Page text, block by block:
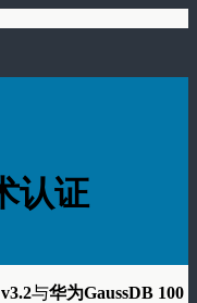
认证
与华为GaussDB 100